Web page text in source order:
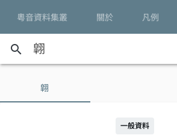
粵音資料集叢 關於 凡例
search
翶
一般資料